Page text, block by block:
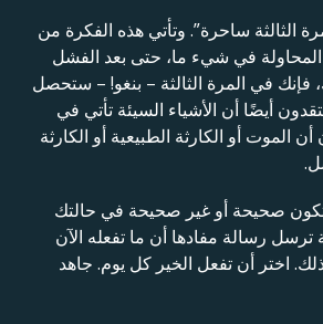
الثالثة ساحرة”. وتأتي هذه الفكرة من
في شيء ما، حتى بعد الفشل
فإنك في المرة الثالثة – بنغو! – ستحصل
أيضًا أن الأشياء السيئة تأتي في
الموت أو الكارثة الطبيعية أو الكارثة
تكون صحيحة أو غير صحيحة في حالتك
ترسل رسالة مفادها أن ما تفعله الآن
اختر أن تفعل الخير كل يوم. جاهد